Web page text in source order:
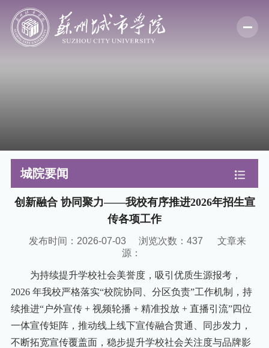
城院要闻
创新融合 协同聚力——我校有序推进2026年招生宣
传各项工作
发布时间：2026-07-03 浏览次数： 437
文章来
源：
为持续提升学校社会美誉度，吸引优质生源报考，
2026 年我校严格落实“校院协同、分区负责”工作机制，持
续推进“户外宣传 + 视频轮播 + 精准投放 + 直播引流”四位
一体宣传矩阵，推动线上线下宣传融合贯通、同步发力，
不断拓宽宣传覆盖面，稳步提升学校社会关注度与品牌影